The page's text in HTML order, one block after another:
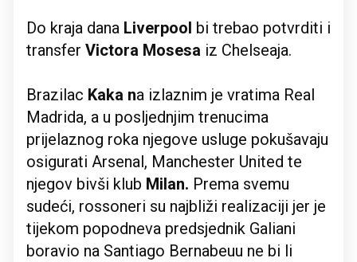
Do kraja dana Liverpool bi trebao potvrditi i
transfer Victora Mosesa iz Chelseaja.
Brazilac Kaka na izlaznim je vratima Real
Madrida, a u posljednjim trenucima
prijelaznog roka njegove usluge pokušavaju
osigurati Arsenal, Manchester United te
njegov bivši klub Milan. Prema svemu
sudeći, rossoneri su najbliži realizaciji jer je
tijekom popodneva predsjednik Galiani
boravio na Santiago Bernabeuu ne bi li